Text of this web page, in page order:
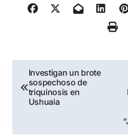
Navegación
de
Investigan un brote
sospechoso de
triquinosis en
Ushuaia